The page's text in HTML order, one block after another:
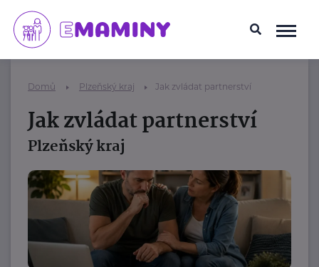
Domů Plzeňský kraj Jak zvládat partnerství
Jak zvládat partnerství
Plzeňský kraj